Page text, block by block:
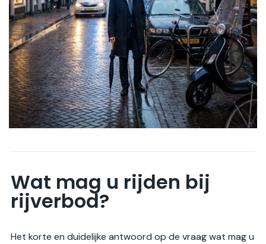
Wat mag u rijden bij
rijverbod?
Het korte en duidelijke antwoord op de vraag wat mag u